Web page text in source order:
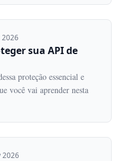
sua API de
proteção essencial e
você vai aprender nesta
2026